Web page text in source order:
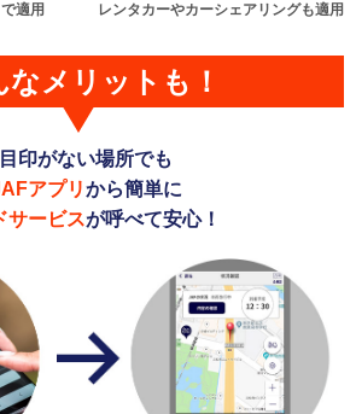
適用 レンタカーやカーシェアリングも適用
なメリットも！
目印がない場所でも
アプリから簡単に
サービスが呼べて安心！